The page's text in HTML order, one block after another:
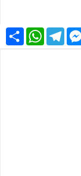
Condividi